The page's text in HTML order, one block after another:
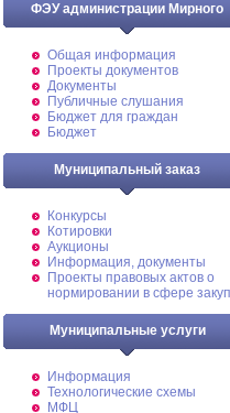
ФЭУ администрации Мирного
Общая информация
Проекты документов
Документы
Публичные слушания
Бюджет для граждан
Бюджет
Муниципальный заказ
Конкурсы
Котировки
Аукционы
Информация, документы
Проекты правовых актов о
нормировании в сфере
Муниципальные услуги
Информация
Технологические схемы
МФЦ